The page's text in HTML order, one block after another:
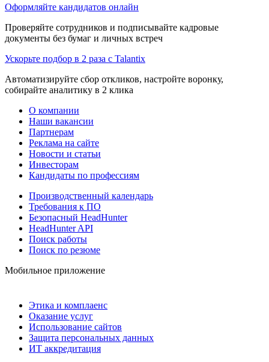
Оформляйте кандидатов онлайн
Проверяйте сотрудников и подписывайте кадровые
документы без бумаг и личных встреч
Ускорьте подбор в 2 раза с Talantix
Автоматизируйте сбор откликов, настройте воронку,
собирайте аналитику в 2 клика
О компании
Наши вакансии
Партнерам
Реклама на сайте
Новости и статьи
Инвесторам
Кандидаты по профессиям
Производственный календарь
Требования к ПО
Безопасный HeadHunter
HeadHunter API
Поиск работы
Поиск по резюме
Мобильное приложение
Этика и комплаенс
Оказание услуг
Использование сайтов
Защита персональных данных
ИТ аккредитация